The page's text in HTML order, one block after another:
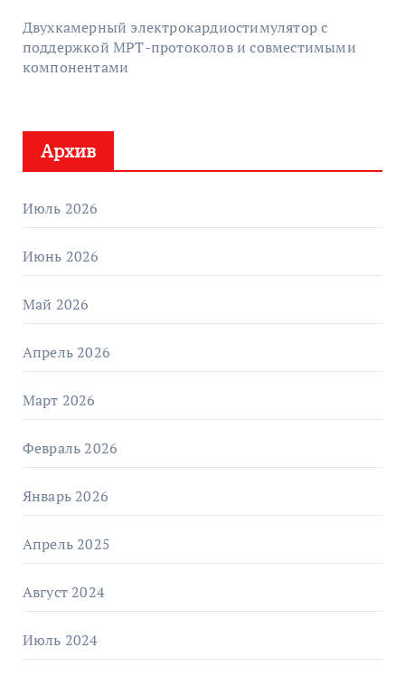
Двухкамерный электрокардиостимулятор с
поддержкой МРТ-протоколов и совместимыми
компонентами
Архив
Июль 2026
Июнь 2026
Май 2026
Апрель 2026
Март 2026
Февраль 2026
Январь 2026
Апрель 2025
Август 2024
Июль 2024